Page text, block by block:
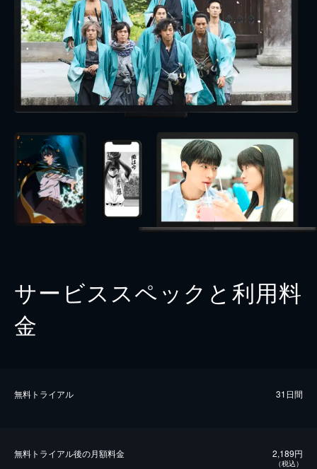
サービススペックと利用料
金
無料トライアル 31日間
無料トライアル後の⽉額料金 2,189円
（税込）